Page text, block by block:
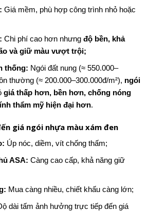
Giá mềm, phù hợp công trình nhỏ hoặc
Chi phí cao hơn nhưng độ bền, khả
và giữ màu vượt trội;
thống: Ngói đất nung (≈ 550.000–
thường (≈ 200.000–300.000đ/m²), ngói
giá thấp hơn, bền hơn, chống nóng
thẩm mỹ hiện đại hơn.
giá ngói nhựa màu xám đen
Úp nóc, diềm, vít chống thấm;
ASA: Càng cao cấp, khả năng giữ
Mua càng nhiều, chiết khấu càng lớn;
dài tấm ảnh hưởng trực tiếp đến giá